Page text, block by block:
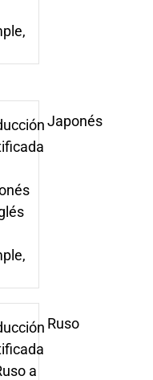
Japonés
Ruso